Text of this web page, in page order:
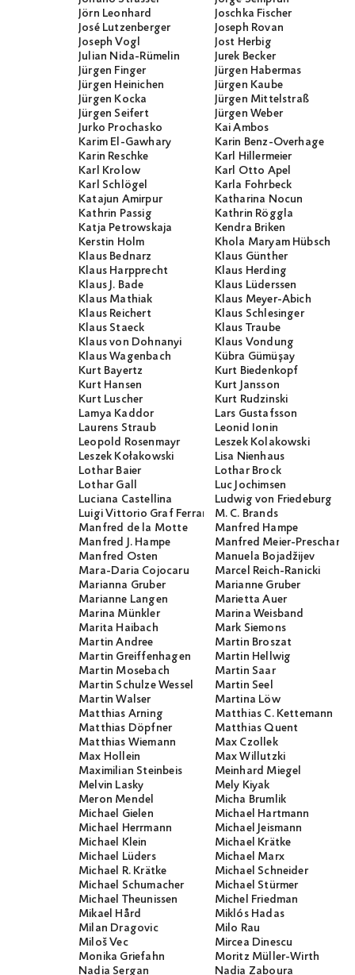
Jörn Leonhard
Joschka Fischer
José Lutzenberger
Joseph Rovan
Joseph Vogl
Jost Herbig
Julian Nida-Rümelin
Jurek Becker
Jürgen Finger
Jürgen Habermas
Jürgen Heinichen
Jürgen Kaube
Jürgen Kocka
Jürgen Mittelstraß
Jürgen Seifert
Jürgen Weber
Jurko Prochasko
Kai Ambos
Karim El-Gawhary
Karin Benz-Overhage
Karin Reschke
Karl Hillermeier
Karl Krolow
Karl Otto Apel
Karl Schlögel
Karla Fohrbeck
Katajun Amirpur
Katharina Nocun
Kathrin Passig
Kathrin Röggla
Katja Petrowskaja
Kendra Briken
Kerstin Holm
Khola Maryam Hübsch
Klaus Bednarz
Klaus Günther
Klaus Harpprecht
Klaus Herding
Klaus J. Bade
Klaus Lüderssen
Klaus Mathiak
Klaus Meyer-Abich
Klaus Reichert
Klaus Schlesinger
Klaus Staeck
Klaus Traube
Klaus von Dohnanyi
Klaus Vondung
Klaus Wagenbach
Kübra Gümüşay
Kurt Bayertz
Kurt Biedenkopf
Kurt Hansen
Kurt Jansson
Kurt Luscher
Kurt Rudzinski
Lamya Kaddor
Lars Gustafsson
Laurens Straub
Leonid Ionin
Leopold Rosenmayr
Leszek Kolakowski
Leszek Kołakowski
Lisa Nienhaus
Lothar Baier
Lothar Brock
Lothar Gall
Luc Jochimsen
Luciana Castellina
Ludwig von Friedeburg
Luigi Vittorio Graf Ferraris
M. C. Brands
Manfred de la Motte
Manfred Hampe
Manfred J. Hampe
Manfred Meier-Preschany
Manfred Osten
Manuela Bojadžijev
Mara-Daria Cojocaru
Marcel Reich-Ranicki
Marianna Gruber
Marianne Gruber
Marianne Langen
Marietta Auer
Marina Münkler
Marina Weisband
Marita Haibach
Mark Siemons
Martin Andree
Martin Broszat
Martin Greiffenhagen
Martin Hellwig
Martin Mosebach
Martin Saar
Martin Schulze Wessel
Martin Seel
Martin Walser
Martina Löw
Matthias Arning
Matthias C. Kettemann
Matthias Döpfner
Matthias Quent
Matthias Wiemann
Max Czollek
Max Hollein
Max Willutzki
Maximilian Steinbeis
Meinhard Miegel
Melvin Lasky
Mely Kiyak
Meron Mendel
Micha Brumlik
Michael Gielen
Michael Hartmann
Michael Herrmann
Michael Jeismann
Michael Klein
Michael Krätke
Michael Lüders
Michael Marx
Michael R. Krätke
Michael Schneider
Michael Schumacher
Michael Stürmer
Michael Theunissen
Michel Friedman
Mikael Hård
Miklós Hadas
Milan Dragovic
Milo Rau
Miloš Vec
Mircea Dinescu
Monika Griefahn
Moritz Müller-Wirth
Nadia Sergan
Nadia Zaboura